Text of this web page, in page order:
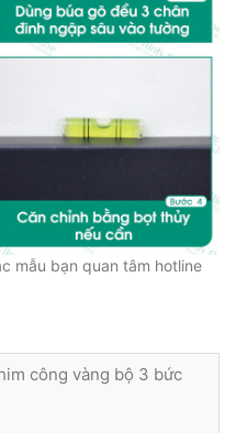
mẫu bạn quan tâm hotline
công vàng bộ 3 bức